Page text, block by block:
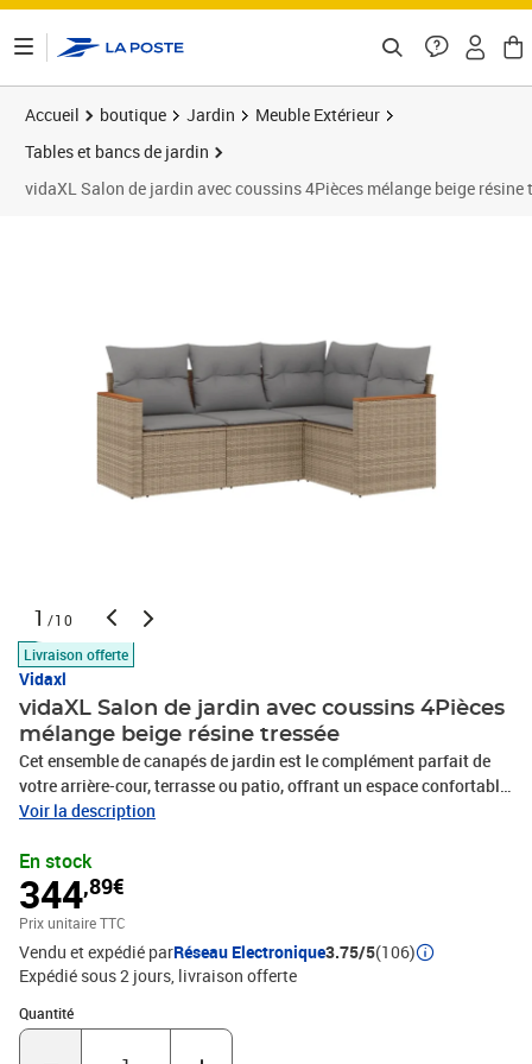
Accueil boutique Jardin
Meuble Extérieur
Tables et bancs de jardin
vidaXL Salon de jardin avec coussins 4Pièces mélange beige résine
1 /10
Livraison offerte
Vidaxl
vidaXL Salon de jardin avec coussins 4Pièces
mélange beige résine tressée
Cet ensemble de canapés de jardin est le complément parfait de
votre arrière-cour, terrasse ou patio, offrant un espace confortable
et accueillant pour discuter avec la famille et les amis ou
la résine tressée, également connue sous le nom de poly rotin, est
un matériau synthétique solide et nécessitant peu d'entretien qui
ressemble au rotin naturel. Il est léger, facile à nettoyer et
couramment utilisé pour les meubles d'extérieur en raison de sa
durabilité et de ses propriétés de résistance aux
intempéries.Housse amovible et lavable : ces coussins de siège
sont dotés de housses amovibles pour un lavage et un entretien
faciles.Cadre robuste et stable : le cadre en acier enduit de poudre
Voir la description
En stock
344,89€
Prix unitaire TTC
Vendu et expédié parRéseau Electronique3.75/5(106)
Expédié sous 2 jours livraison offerte
Quantité
Quantité : 1